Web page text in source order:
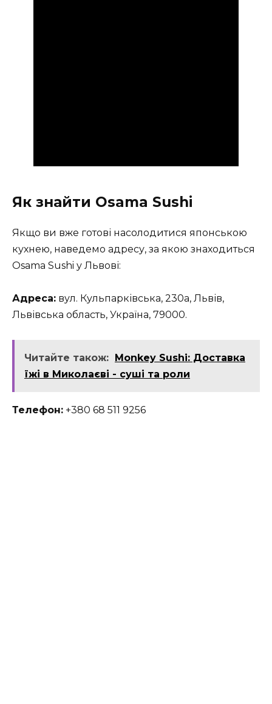
Як знайти Osama Sushi
Якщо ви вже готові насолодитися японською
кухнею, наведемо адресу, за якою знаходиться
Osama Sushi у Львові:
Адреса: вул. Кульпарківська, 230а, Львів,
Львівська область, Україна, 79000.
Читайте також: Monkey Sushi: Доставка
їжі в Миколаєві - суші та роли
Телефон: +380 68 511 9256